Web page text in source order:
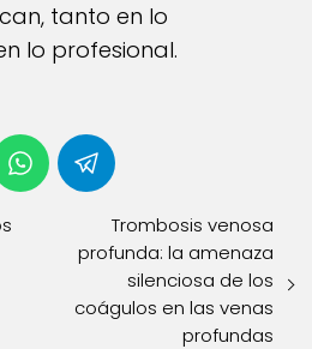
tanto en lo
lo profesional.
Trombosis venosa
profunda: la amenaza
silenciosa de los
coágulos en las venas
profundas